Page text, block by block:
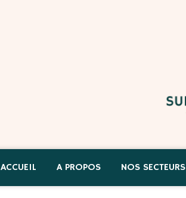
ACCUEIL A PROPOS NOS SECTEURS